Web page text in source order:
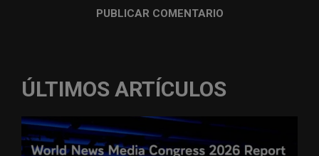
ÚLTIMOS ARTÍCULOS